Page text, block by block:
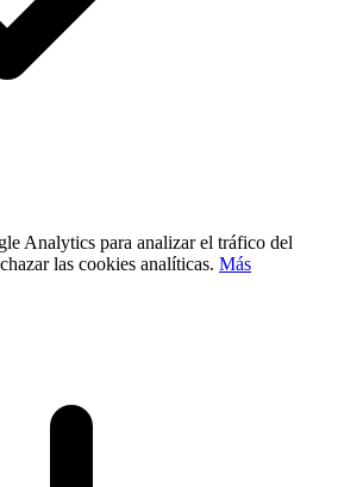
Analytics para analizar el tráfico del
las cookies analíticas. Más